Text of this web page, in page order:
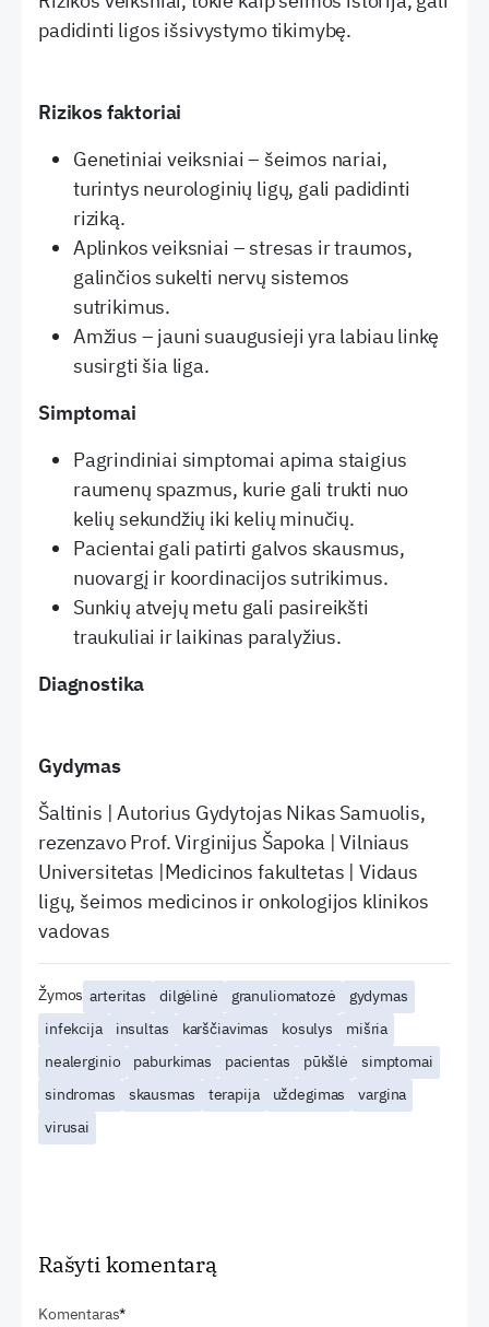
padidinti ligos išsivystymo tikimybę.
Rizikos faktoriai
Genetiniai veiksniai – šeimos nariai,
turintys neurologinių ligų, gali padidinti
riziką.
Aplinkos veiksniai – stresas ir traumos,
galinčios sukelti nervų sistemos
sutrikimus.
Amžius – jauni suaugusieji yra labiau linkę
susirgti šia liga.
Simptomai
Pagrindiniai simptomai apima staigius
raumenų spazmus, kurie gali trukti nuo
kelių sekundžių iki kelių minučių.
Pacientai gali patirti galvos skausmus,
nuovargį ir koordinacijos sutrikimus.
Sunkių atvejų metu gali pasireikšti
traukuliai ir laikinas paralyžius.
Diagnostika
Gydymas
Šaltinis | Autorius Gydytojas Nikas Samuolis,
rezenzavo Prof. Virginijus Šapoka | Vilniaus
Universitetas |Medicinos fakultetas | Vidaus
ligų, šeimos medicinos ir onkologijos klinikos
vadovas
Žymos arteritas dilgėlinė granuliomatozė
gydymas
infekcija
insultas karščiavimas kosulys
mišria
nealerginio
paburkimas pacientas pūkšlė
simptomai
sindromas
skausmas terapija uždegimas
vargina
virusai
Rašyti komentarą
Komentaras